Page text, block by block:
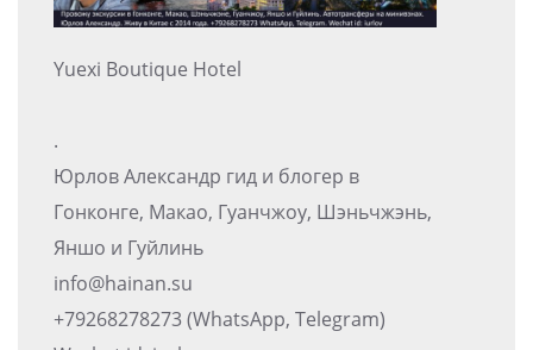
Yuexi Boutique Hotel
.
Юрлов Александр гид и блогер в
Гонконге, Макао, Гуанчжоу, Шэньчжэнь,
Яншо и Гуйлинь
info@hainan.su
+79268278273 (WhatsApp, Telegram)